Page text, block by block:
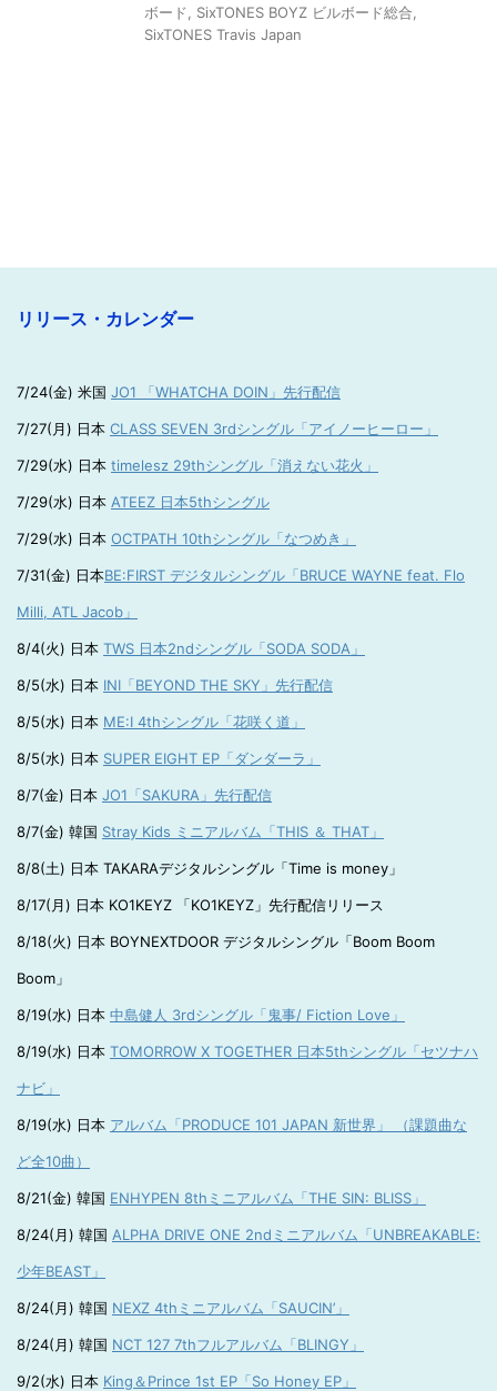
ボード
SixTONES BOYZ ビルボード総合
SixTONES Travis Japan
リリース・カレンダー
7/24(金) 米国 JO1 「WHATCHA DOIN」先行配信
7/27(月) 日本 CLASS SEVEN 3rdシングル「アイノーヒーロー」
7/29(水) 日本 timelesz 29thシングル「消えない花火」
7/29(水) 日本 ATEEZ 日本5thシングル
7/29(水) 日本 OCTPATH 10thシングル「なつめき」
7/31(金) 日本BE:FIRST デジタルシングル「BRUCE WAYNE feat. Flo
Milli, ATL Jacob」
8/4(火) 日本 TWS 日本2ndシングル「SODA SODA」
8/5(水) 日本 INI「BEYOND THE SKY」先行配信
8/5(水) 日本 ME:I 4thシングル「花咲く道」
8/5(水) 日本 SUPER EIGHT EP「ダンダーラ」
8/7(金) 日本 JO1「SAKURA」先行配信
8/7(金) 韓国 Stray Kids ミニアルバム「THIS ＆ THAT」
8/8(土) 日本 TAKARAデジタルシングル「Time is money」
8/17(月) 日本 KO1KEYZ 「KO1KEYZ」先行配信リリース
8/18(火) 日本 BOYNEXTDOOR デジタルシングル「Boom Boom
Boom」
8/19(水) 日本 中島健人 3rdシングル「鬼事/ Fiction Love」
8/19(水) 日本 TOMORROW X TOGETHER 日本5thシングル「セツナハ
ナビ」
8/19(水) 日本 アルバム「PRODUCE 101 JAPAN 新世界」 （課題曲な
ど全10曲）
8/21(金) 韓国 ENHYPEN 8thミニアルバム「THE SIN: BLISS」
8/24(月) 韓国 ALPHA DRIVE ONE 2ndミニアルバム「UNBREAKABLE:
少年BEAST」
8/24(月) 韓国 NEXZ 4thミニアルバム「SAUCIN’」
8/24(月) 韓国 NCT 127 7thフルアルバム「BLINGY」
9/2(水) 日本 King＆Prince 1st EP「So Honey EP」